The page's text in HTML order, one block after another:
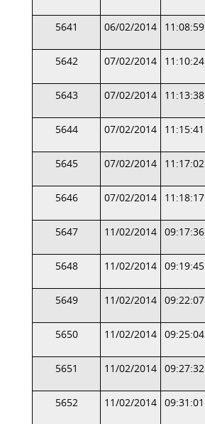
5641 06/02/2014 11:08:59
5642 07/02/2014 11:10:24
5643 07/02/2014 11:13:38
5644 07/02/2014 11:15:41
5645 07/02/2014 11:17:02
5646 07/02/2014 11:18:17
5647 11/02/2014 09:17:36
5648 11/02/2014 09:19:45
5649 11/02/2014 09:22:07
5650 11/02/2014 09:25:04
5651 11/02/2014 09:27:32
5652 11/02/2014 09:31:01